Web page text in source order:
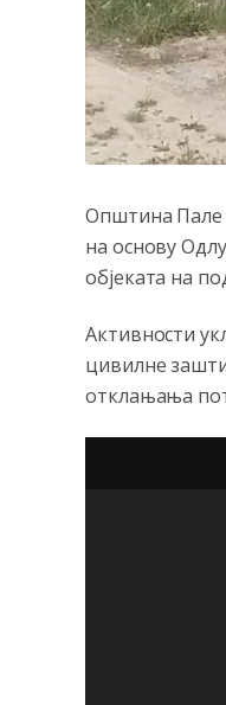
Општина Пале
на основу
објеката на
Активности
цивилне
отклањања